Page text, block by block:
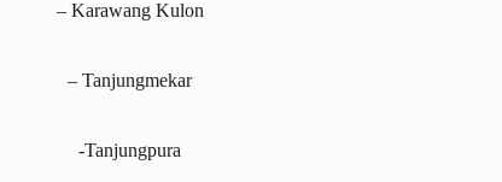
– Karawang Kulon
– Tanjungmekar
-Tanjungpura